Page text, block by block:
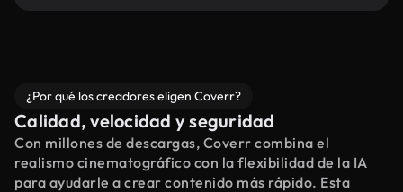
¿Por qué los creadores eligen Coverr?
Calidad, velocidad y seguridad
Con millones de descargas, Coverr combina el
realismo cinematográfico con la flexibilidad de la IA
para ayudarle a crear contenido más rápido. Esta